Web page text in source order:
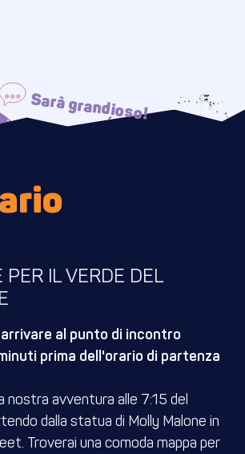
PER IL VERDE DEL
al punto di incontro
prima dell'orario di partenza
nostra avventura alle 7:15 del
dalla statua di Molly Malone in
Troverai una comoda mappa per
Sarà grandioso!